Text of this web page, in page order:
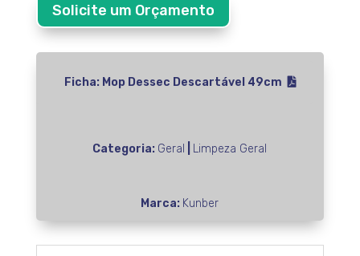
Solicite um Orçamento
Ficha: Mop Dessec Descartável 49cm
Categoria: Geral Limpeza Geral
Marca: Kunber